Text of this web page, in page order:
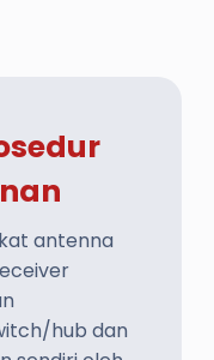
antenna
hub dan